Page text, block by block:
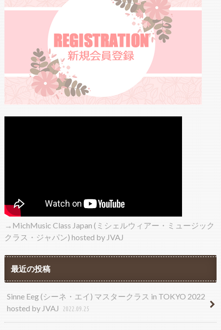
→MichMusic Class Japan (ミシェルウィアー・ミュージック
クラス・ジャパン) hosted by JVAJ
最近の投稿
Sinne Eeg (シーネ・エイ) マスタークラス in TOKYO 2022
hosted by JVAJ 2022.09.25